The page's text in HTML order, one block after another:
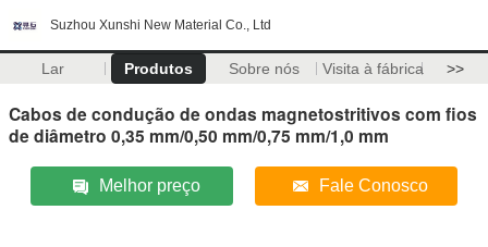
Suzhou Xunshi New Material Co., Ltd
Lar Produtos Sobre nós Visita à fábrica >>
Cabos de condução de ondas magnetostritivos com fios
de diâmetro 0,35 mm/0,50 mm/0,75 mm/1,0 mm
Melhor preço Fale Conosco